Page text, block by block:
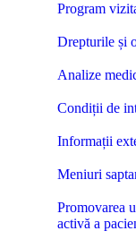
Program
Drepturile și
Analize
Condiții de
Informații
Meniuri
Promovarea
activă a